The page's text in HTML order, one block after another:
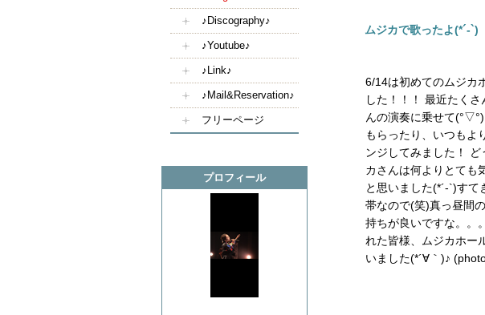
ムジカで歌ったよ(*´-`)
6/14は初めてのムジカ
した！！！ 最近たく
んの演奏に乗せて
もらったり、いつもよ
ンジしてみました！
カさんは何よりとても
と思いました(*´-`)す
帯なので(笑)真っ昼間
持ちが良いですな。。
れた皆様、ムジカホー
いました(*´∀｀)♪
♪Discography♪
♪Youtube♪
♪Link♪
♪Mail&Reservation♪
フリーページ
プロフィール